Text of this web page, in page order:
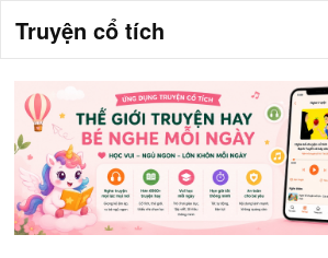
Truyện cổ tích